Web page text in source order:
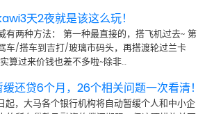
天2夜就是该这么玩！
有两种方法： 第一种最直接的，搭飞机过去~ 第
车/搭车到吉打/玻璃市码头，再搭渡轮过兰卡
算过来价钱也差不多啦~除非…
还贷6个月，26个相关问题一次看清！
起，大马各个银行机构将自动暂缓个人和中小企